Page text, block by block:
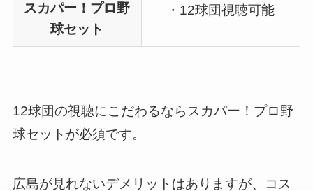
スカパー！プロ野
球セット
・12球団視聴可能
12球団の視聴にこだわるならスカパー！プロ野
球セットが必須です。
広島が見れないデメリットはありますが、コス